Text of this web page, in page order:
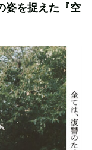
姿を捉えた『空